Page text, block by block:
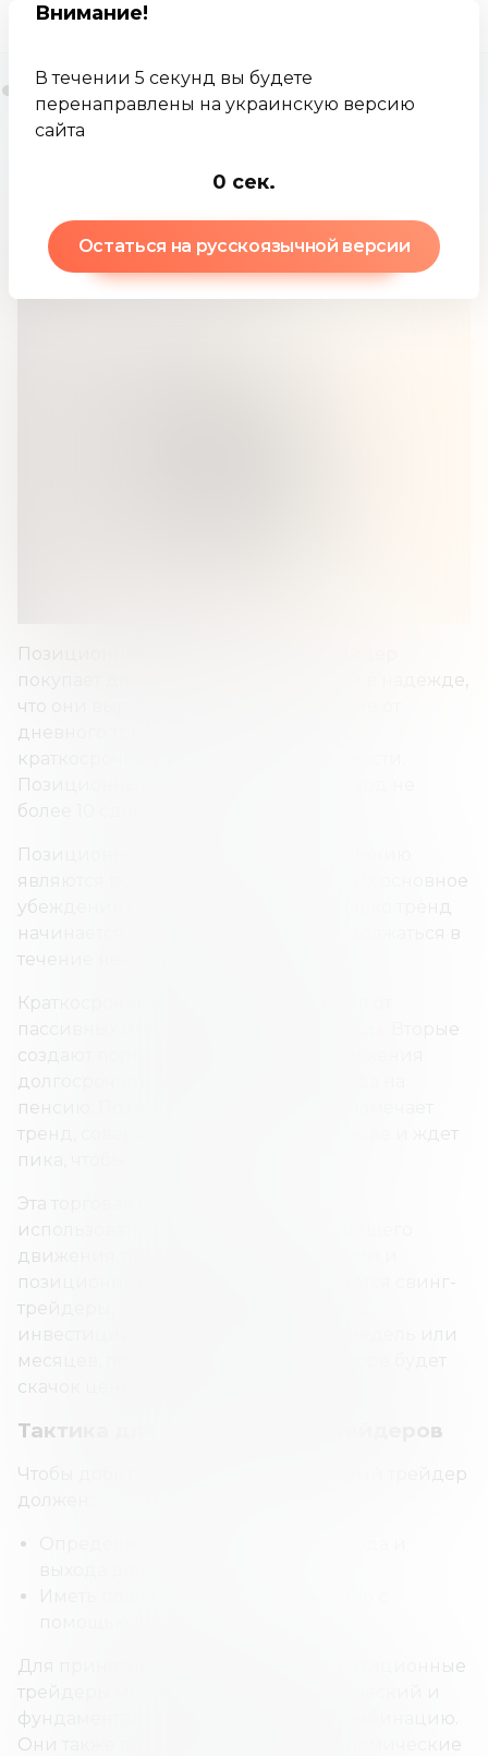
Внимание!
В течении 5 секунд вы будете
перенаправлены на украинскую версию
сайта
-1 сек.
Остаться на русскоязычной версии
Позиционный трейдер
Позиционный (краткосрочный) трейдер
покупает долгосрочные инвестиции в надежде,
что они вырастут в цене. Его, в отличие от
дневного трейдера, не интересуют
краткосрочные колебания цен и новости.
Позиционный трейдер заключает в год не
более 10 сделок.
Позиционные трейдеры по определению
являются последователями тренда. Их основное
убеждение состоит в том, что, как только тренд
начинается, он, вероятно, будет продолжаться в
течение некоторого времени.
Краткосрочные трейдеры отличаются от
пассивных инвесторов «купи и держи». Вторые
создают портфель активов для достижения
долгосрочной цели, например выхода на
пенсию. Позиционный же трейдер замечает
тренд, совершает покупку на его основе и ждет
пика, чтобы продать.
Эта торговая философия стремится
использовать большую часть восходящего
движения тренда. Между пассивными и
позиционными инвесторами находятся свинг-
трейдеры, которые могут удерживать
инвестиции в течение нескольких недель или
месяцев, потому что считают, что вскоре будет
скачок цены.
Тактика для позиционных трейдеров
Чтобы добиться успеха, краткосрочный трейдер
должен:
Для принятия торговых решений позиционные
трейдеры могут использовать технический и
фундаментальный анализ или их комбинацию.
Они также полагаются на макроэкономические